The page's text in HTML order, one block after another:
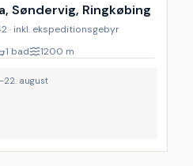
Søndervig, Ringkøbing
· inkl. ekspeditionsgebyr
1 bad 1200 m
august